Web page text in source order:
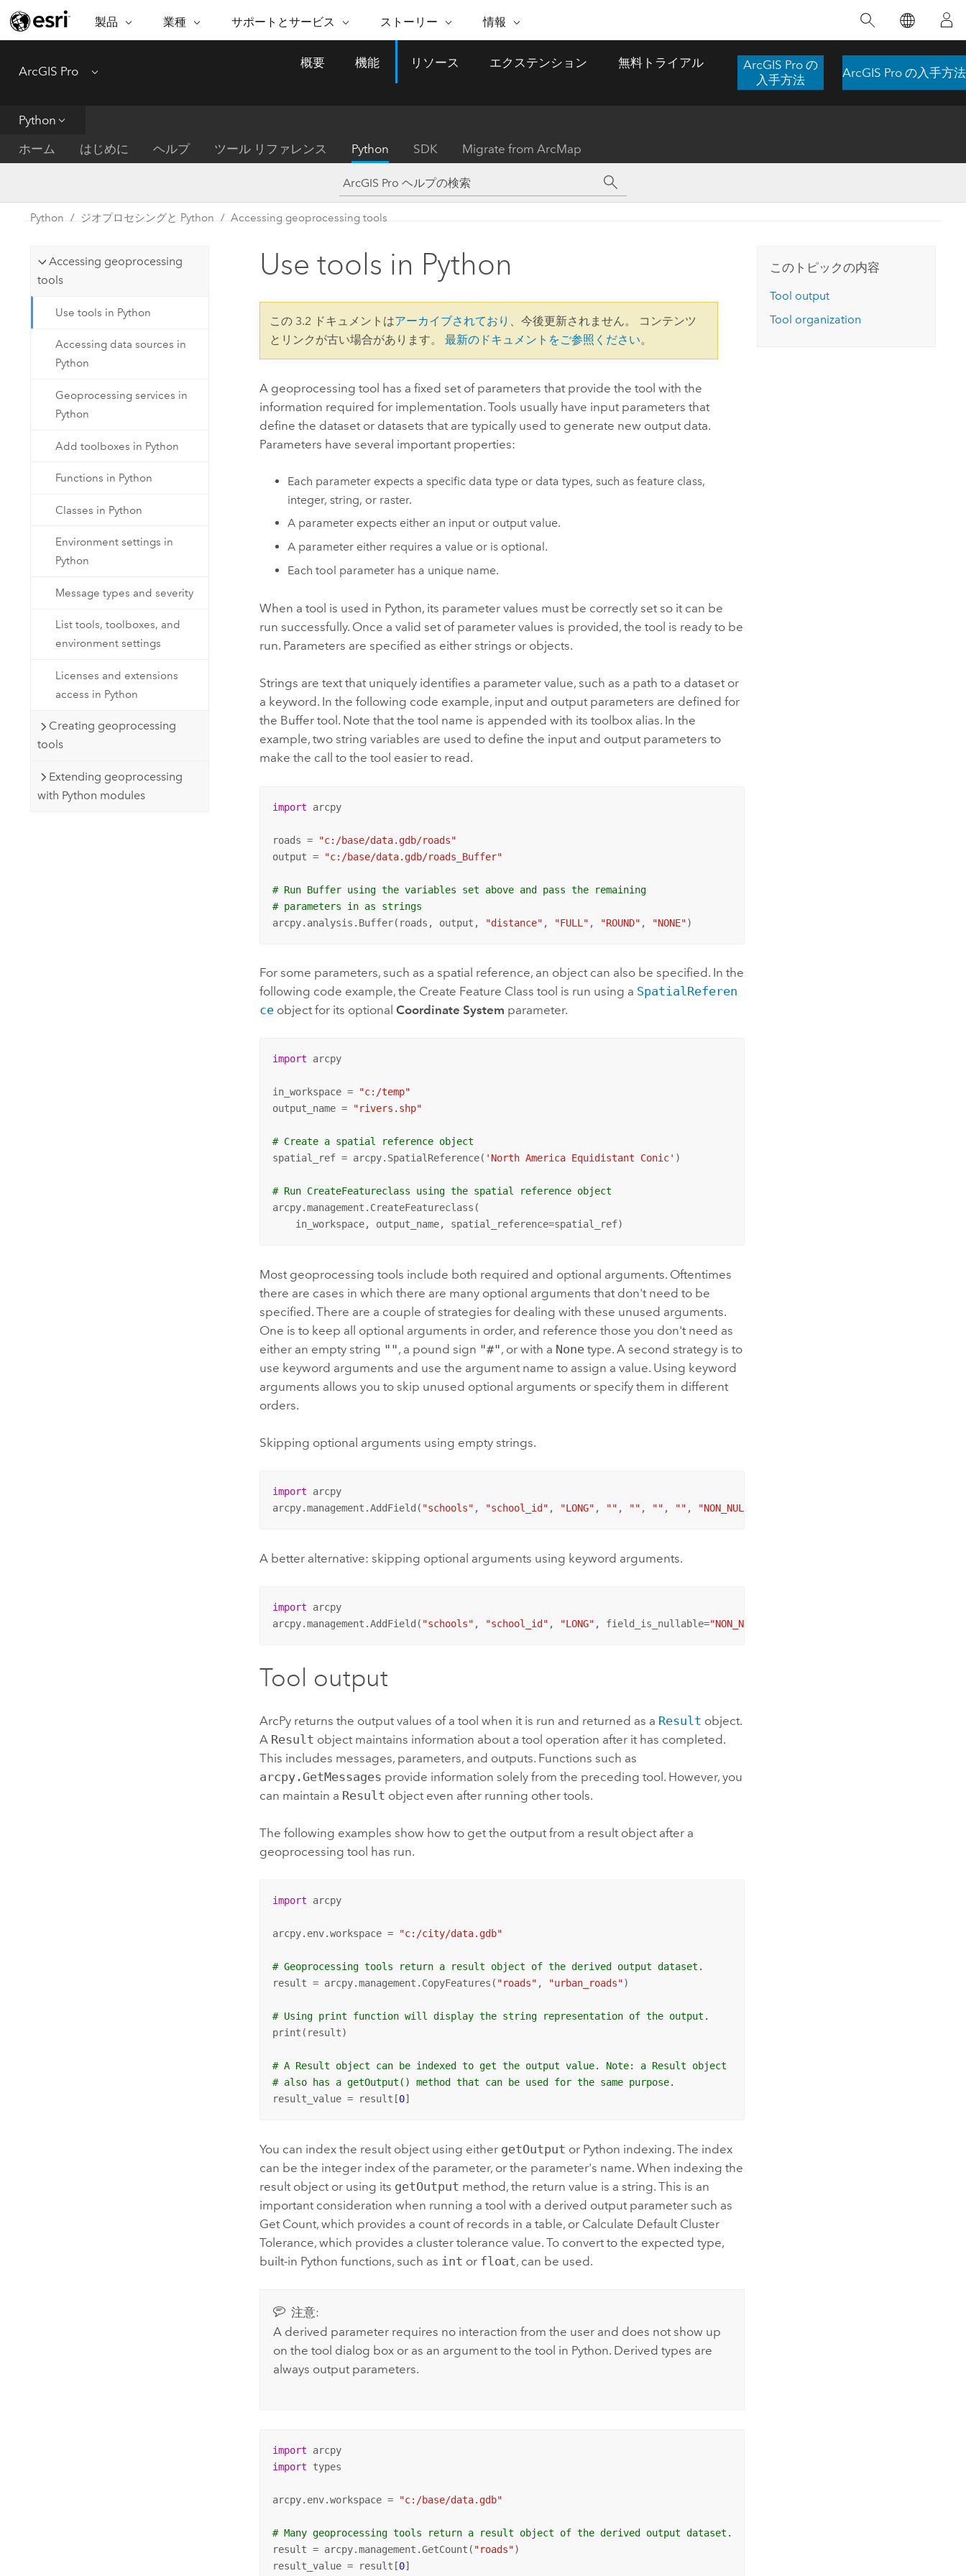
製品
ARCGIS
ArcGIS Online
完全な SaaS マッピング プラット
ArcGIS Pro
世界有数の GIS ソフトウェア
ArcGIS Enterprise
マッピング &amp; 空間解析アプリ
機能
位置情報を分析に活用
空間データの統合、編集、共有
Esri ストア
Esri の ArcGIS 製品
られています。 技術がどのようなものかを
ブ マップを試したり、製品の機能を調べた
業種
業種
自然保護
公共エネルギー
地方自治体
持続可能な開発
電気通信
交通機関
注目のイニシアティブ
インフラストラクチャ管理
的アプローチは、インフラストラクチャ プ
ロジェクトが周囲の環境とどのように関連
しているかをリーダーが理解するのに役立
インフラストラクチャ管理の探索
サポートとサービス
サポートとサービス セルフサービス
ArcGIS ブログ
ドキュメント
するために使用される空間統計技術を探索
コースを探索
ストーリー
ESRI ストーリー
Esri ブログ
実世界のグローバルな GIS
技術革新
ー リーダーの声
ArcNews
業界ニュースと ArcGIS 更
すべてのストーリー
リケーションを構築し、重要な救助活動を
情報
ESRI について
パートナー
採用情報
イノベーションへの取り
組み
ーメーション
注目
ArcGIS Pro Menu
概要 機能 リソース エクステンション 無料トライアル
ArcGIS Pro の
入手方法
ArcGIS Pro の入手方法
Python
ホーム
はじめに ヘルプ ツール リファレンス Python SDK Migrate from ArcMap
Python ジオプロセシングと Python Accessing geoprocessing tools
Accessing geoprocessing
tools
Use tools in Python
Accessing data sources in
Python
Geoprocessing services in
Python
Add toolboxes in Python
Functions in Python
Classes in Python
Environment settings in
Python
Message types and severity
List tools, toolboxes, and
environment settings
Licenses and extensions
access in Python
Creating geoprocessing
tools
Extending geoprocessing
with Python modules
Use tools in Python
この 3.2 ドキュメントはアーカイブされており 、今後更新されません。 コンテンツ
とリンクが古い場合があります。最新のドキュメントをご参照ください。
A geoprocessing tool has a fixed set of parameters that provide the tool with the
information required for implementation. Tools usually have input parameters that
define the dataset or datasets that are typically used to generate new output data.
Parameters have several important properties:
Each parameter expects a specific data type or data types, such as feature class,
integer, string, or raster.
A parameter expects either an input or output value.
A parameter either requires a value or is optional.
Each tool parameter has a unique name.
When a tool is used in Python, its parameter values must be correctly set so it can be
run successfully. Once a valid set of parameter values is provided, the tool is ready to be
run. Parameters are specified as either strings or objects.
Strings are text that uniquely identifies a parameter value, such as a path to a dataset or
a keyword. In the following code example, input and output parameters are defined for
the Buffer tool. Note that the tool name is appended with its toolbox alias. In the
example, two string variables are used to define the input and output parameters to
make the call to the tool easier to read.
import arcpy
roads =
"c:/base/data.gdb/roads"
output =
"c:/base/data.gdb/roads_Buffer"
# Run Buffer using the variables set above and pass the remaining
# parameters in as strings
arcpy.analysis.Buffer(roads, output,
"distance" , "FULL" , "ROUND" , "NONE")
For some parameters, such as a spatial reference, an object can also be specified. In the
following code example, the Create Feature Class tool is run using a SpatialReferen
ce object for its optionalCoordinate System parameter.
import arcpy
in_workspace =
"c:/temp"
output_name =
"rivers.shp"
# Create a spatial reference object
spatial_ref = arcpy.SpatialReference( 'North America Equidistant Conic' )
# Run CreateFeatureclass using the spatial reference object
arcpy.management.CreateFeatureclass(
    in_workspace, output_name, spatial_reference=spatial_ref)
Most geoprocessing tools include both required and optional arguments. Oftentimes
there are cases in which there are many optional arguments that don't need to be
specified. There are a couple of strategies for dealing with these unused arguments.
One is to keep all optional arguments in order, and reference those you don't need as
either an empty string "", a pound sign "#", or with a None type. A second strategy is to
use keyword arguments and use the argument name to assign a value. Using keyword
arguments allows you to skip unused optional arguments or specify them in different
orders.
Skipping optional arguments using empty strings.
import arcpy
arcpy.management.AddField( "schools" , "school_id" , "LONG" , "" , "" , "" , "" , "NON_NULLABLE"
A better alternative: skipping optional arguments using keyword arguments.
import arcpy
arcpy.management.AddField( "schools" , "school_id" , "LONG" , field_is_nullable="NON_NULLABLE"
Tool output
ArcPy returns the output values of a tool when it is run and returned as a Result object.
A Result object maintains information about a tool operation after it has completed.
This includes messages, parameters, and outputs. Functions such as
arcpy.GetMessages provide information solely from the preceding tool. However, you
can maintain a Result object even after running other tools.
The following examples show how to get the output from a result object after a
geoprocessing tool has run.
import arcpy
arcpy.env.workspace = "c:/city/data.gdb"
# Geoprocessing tools return a result object of the derived output dataset.
result = arcpy.management.CopyFeatures( "roads" , "urban_roads")
# Using print function will display the string representation of the output.
print(result)
# A Result object can be indexed to get the output value. Note: a Result object
# also has a getOutput() method that can be used for the same purpose.
result_value = result[0]
You can index the result object using either getOutput or Python indexing. The index
can be the integer index of the parameter, or the parameter's name. When indexing the
result object or using its getOutput method, the return value is a string. This is an
important consideration when running a tool with a derived output parameter such as
Get Count, which provides a count of records in a table, or Calculate Default Cluster
Tolerance, which provides a cluster tolerance value. To convert to the expected type,
built-in Python functions, such as int or float, can be used.
注意:
A derived parameter requires no interaction from the user and does not show up
on the tool dialog box or as an argument to the tool in Python. Derived types are
always output parameters.
import
import types
arcpy.env.workspace = "c:/base/data.gdb"
# Many geoprocessing tools return a result object of the derived output dataset.
result = arcpy.management.GetCount( "roads")
result_value = result[0]
このトピックの内容
Tool output
Tool organization